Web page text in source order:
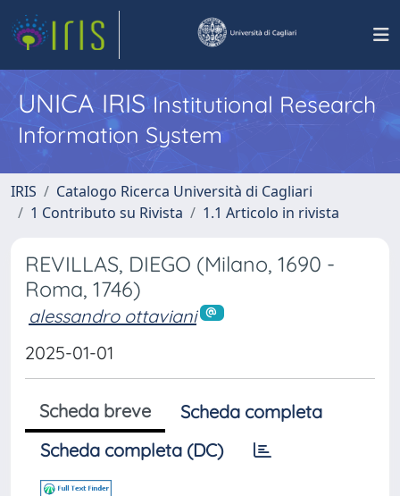
UNICA IRISInstitutional Research
Information System
IRIS
Catalogo Ricerca Università di Cagliari
1 Contributo su Rivista
1.1 Articolo in rivista
REVILLAS, DIEGO (Milano, 1690 -
Roma, 1746)
alessandro ottaviani
2025-01-01
Scheda breve
Scheda completa
Scheda completa (DC)